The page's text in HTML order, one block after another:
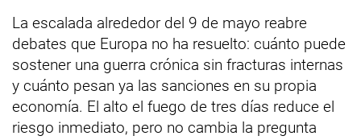
La escalada alrededor del 9 de mayo reabre
debates que Europa no ha resuelto: cuánto puede
sostener una guerra crónica sin fracturas internas
y cuánto pesan ya las sanciones en su propia
economía. El alto el fuego de tres días reduce el
riesgo inmediato, pero no cambia la pregunta